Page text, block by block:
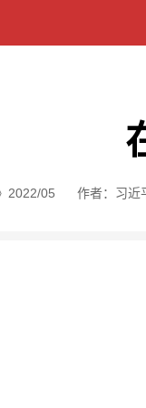
2022/05 作者：习近